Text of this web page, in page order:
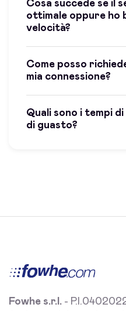
Cosa succede se il
ottimale oppure ho
velocità?
Come posso
mia connessione?
Quali sono i tempi
di guasto?
Fowhe s.r.l. -